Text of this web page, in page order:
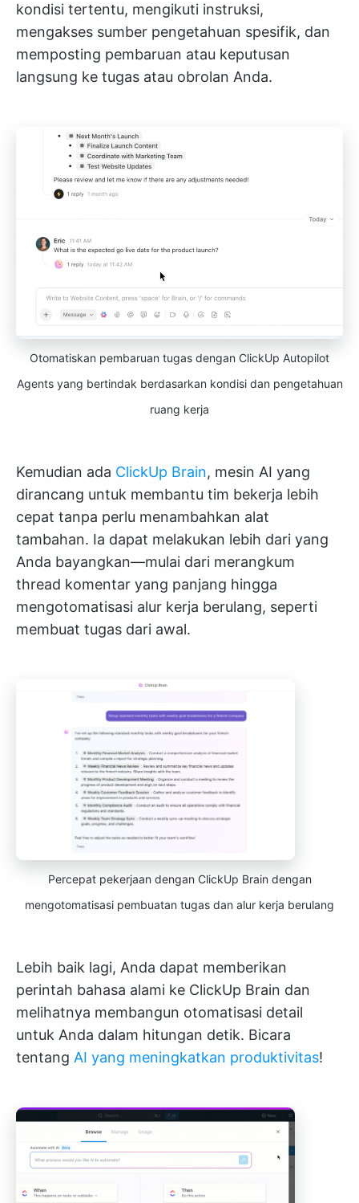
kondisi tertentu, mengikuti instruksi,
mengakses sumber pengetahuan spesifik, dan
memposting pembaruan atau keputusan
langsung ke tugas atau obrolan Anda.
Otomatiskan pembaruan tugas dengan ClickUp Autopilot
Agents yang bertindak berdasarkan kondisi dan pengetahuan
ruang kerja
Kemudian ada ClickUp Brain, mesin AI yang
dirancang untuk membantu tim bekerja lebih
cepat tanpa perlu menambahkan alat
tambahan. Ia dapat melakukan lebih dari yang
Anda bayangkan—mulai dari merangkum
thread komentar yang panjang hingga
mengotomatisasi alur kerja berulang, seperti
membuat tugas dari awal.
Percepat pekerjaan dengan ClickUp Brain dengan
mengotomatisasi pembuatan tugas dan alur kerja berulang
Lebih baik lagi, Anda dapat memberikan
perintah bahasa alami ke ClickUp Brain dan
melihatnya membangun otomatisasi detail
untuk Anda dalam hitungan detik. Bicara
tentang AI yang meningkatkan produktivitas!